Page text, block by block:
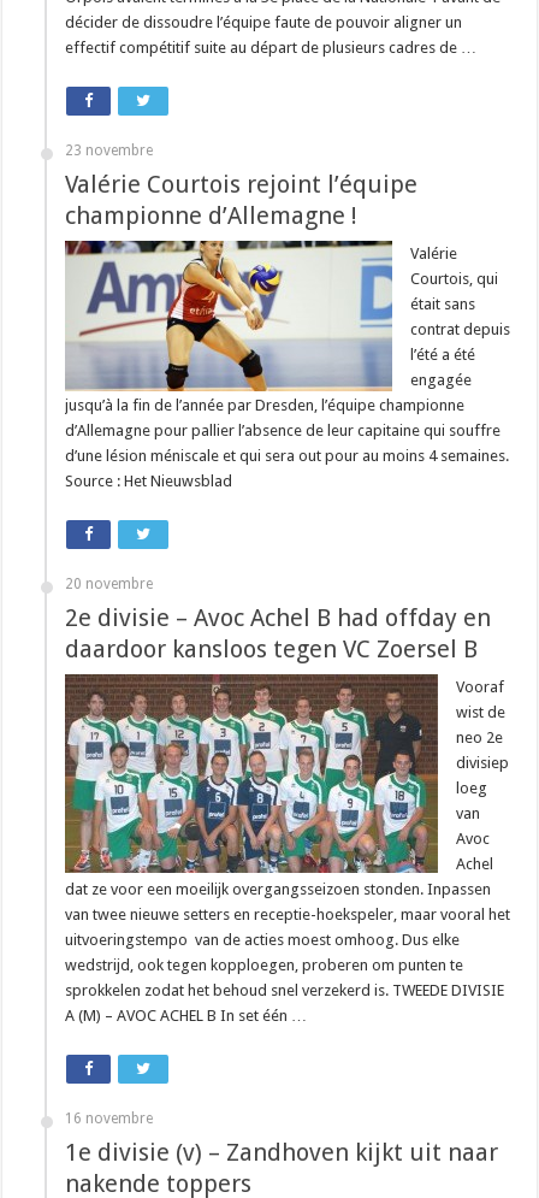
décider de dissoudre l’équipe faute de pouvoir aligner un
effectif compétitif suite au départ de plusieurs cadres de …
23 novembre
Valérie Courtois rejoint l’équipe
championne d’Allemagne !
Valérie
Courtois, qui
était sans
contrat depuis
l’été a été
engagée
jusqu’à la fin de l’année par Dresden, l’équipe championne
d’Allemagne pour pallier l’absence de leur capitaine qui souffre
d’une lésion méniscale et qui sera out pour au moins 4 semaines.
Source : Het Nieuwsblad
20 novembre
2e divisie – Avoc Achel B had offday en
daardoor kansloos tegen VC Zoersel B
Vooraf
wist de
neo 2e
divisiep
loeg
van
Avoc
Achel
dat ze voor een moeilijk overgangsseizoen stonden. Inpassen
van twee nieuwe setters en receptie-hoekspeler, maar vooral het
uitvoeringstempo van de acties moest omhoog. Dus elke
wedstrijd, ook tegen kopploegen, proberen om punten te
sprokkelen zodat het behoud snel verzekerd is. TWEEDE DIVISIE
A (M) – AVOC ACHEL B In set één …
16 novembre
1e divisie (v) – Zandhoven kijkt uit naar
nakende toppers